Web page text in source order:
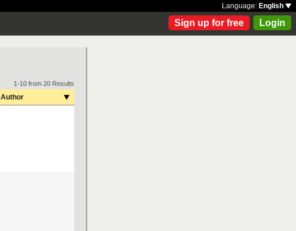
Language: English
Sign up for free Login
1-10 from 20 Results
Author